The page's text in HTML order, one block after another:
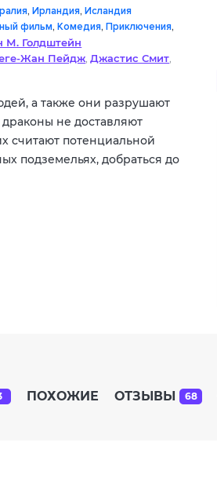
,Ирландия,Исландия
фильм,Комедия,Приключения,
М. Голдштейн
Жан Пейдж,Джастис Смит,
а также они разрушают
не доставляют
считают потенциальной
подземельях, добраться до
ПОХОЖИЕ ОТЗЫВЫ 68